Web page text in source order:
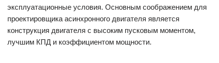
эксплуатационные условия. Основным соображением для
проектировщика асинхронного двигателя является
конструкция двигателя с высоким пусковым моментом,
лучшим КПД и коэффициентом мощности.